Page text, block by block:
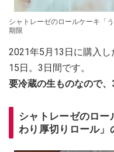
シャトレーゼのロールケーキ「
期限
2021年5月13日に購入
15日。3日間です。
要冷蔵の生ものなので、
シャトレーゼのロー
わり厚切りロール」